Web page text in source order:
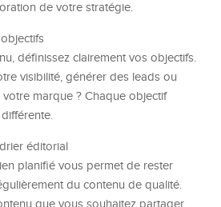
de votre stratégie.
définissez clairement vos objectifs.
visibilité, générer des leads ou
marque ? Chaque objectif
éditorial
planifié vous permet de rester
du contenu de qualité.
que vous souhaitez partager